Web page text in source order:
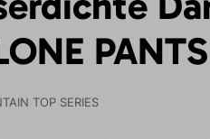
TOP SERIES